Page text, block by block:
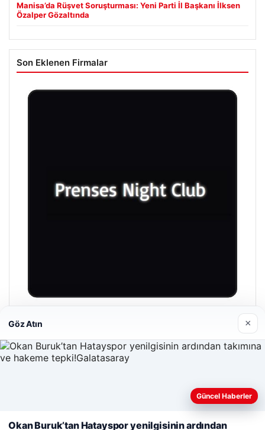
Manisa’da Rüşvet Soruşturması: Yeni Parti İl Başkanı İlksen
Özalper Gözaltında
Son Eklenen Firmalar
Prenses Night Club
Web sitemizi nasıl kullandığınızı daha iyi anlayabilmek,
Göz Atın ×
Güncel Haberler
Okan Buruk’tan Hatayspor yenilgisinin ardından